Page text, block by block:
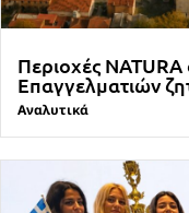
Περιοχές
Επαγγελματιών
Αναλυτικά